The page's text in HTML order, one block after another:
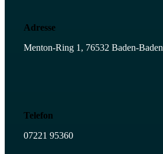
Adresse
Menton-Ring 1, 76532 Baden-Baden
Telefon
07221 95360